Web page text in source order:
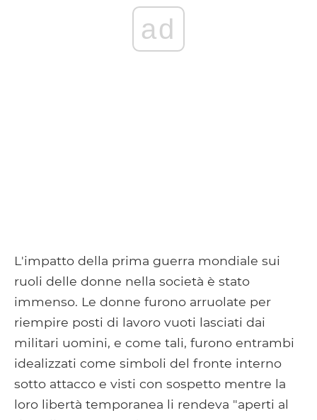
ad
L'impatto della prima guerra mondiale sui
ruoli delle donne nella società è stato
immenso. Le donne furono arruolate per
riempire posti di lavoro vuoti lasciati dai
militari uomini, e come tali, furono entrambi
idealizzati come simboli del fronte interno
sotto attacco e visti con sospetto mentre la
loro libertà temporanea li rendeva "aperti al